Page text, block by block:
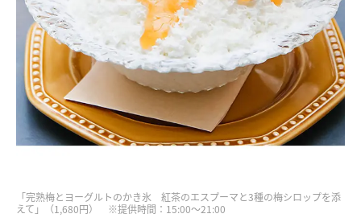
「完熟梅とヨーグルトのかき氷 紅茶のエスプーマと3種の梅シロップを添
えて」（1,680円） ※提供時間：15:00～21:00